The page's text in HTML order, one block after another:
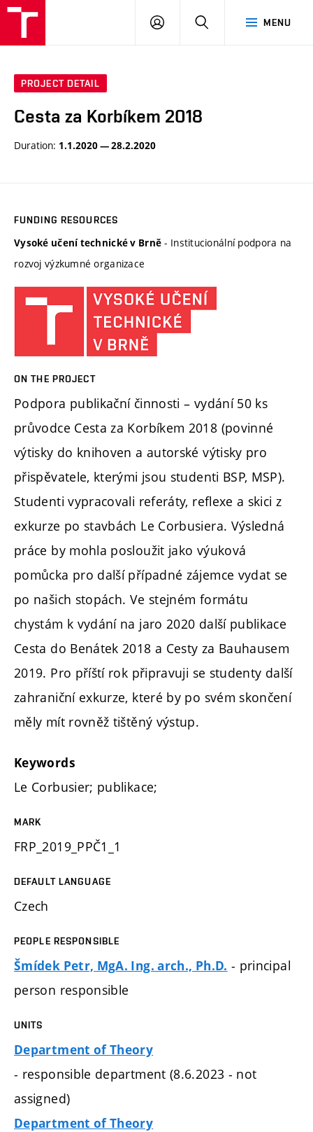
MENU
LOGIN SEARCH
PROJECT DETAIL
Cesta za Korbíkem 2018
Duration: 1.1.2020 — 28.2.2020
FUNDING RESOURCES
Vysoké učení technické v Brně - Institucionální podpora na
rozvoj výzkumné organizace
ON THE PROJECT
Podpora publikační činnosti – vydání 50 ks
průvodce Cesta za Korbíkem 2018 (povinné
výtisky do knihoven a autorské výtisky pro
přispěvatele, kterými jsou studenti BSP, MSP).
Studenti vypracovali referáty, reflexe a skici z
exkurze po stavbách Le Corbusiera. Výsledná
práce by mohla posloužit jako výuková
pomůcka pro další případné zájemce vydat se
po našich stopách. Ve stejném formátu
chystám k vydání na jaro 2020 další publikace
Cesta do Benátek 2018 a Cesty za Bauhausem
2019. Pro příští rok připravuji se studenty další
zahraniční exkurze, které by po svém skončení
měly mít rovněž tištěný výstup.
Keywords
Le Corbusier; publikace;
MARK
FRP_2019_PPČ1_1
DEFAULT LANGUAGE
Czech
PEOPLE RESPONSIBLE
Šmídek Petr, MgA. Ing. arch., Ph.D. - principal
person responsible
UNITS
Department of Theory
- responsible department (8.6.2023 - not
assigned)
Department of Theory